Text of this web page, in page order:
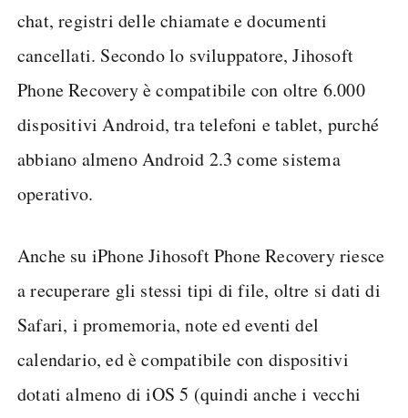
chat, registri delle chiamate e documenti
cancellati. Secondo lo sviluppatore, Jihosoft
Phone Recovery è compatibile con oltre 6.000
dispositivi Android, tra telefoni e tablet, purché
abbiano almeno Android 2.3 come sistema
operativo.
Anche su iPhone Jihosoft Phone Recovery riesce
a recuperare gli stessi tipi di file, oltre si dati di
Safari, i promemoria, note ed eventi del
calendario, ed è compatibile con dispositivi
dotati almeno di iOS 5 (quindi anche i vecchi